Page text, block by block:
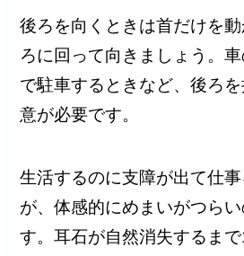
後ろを向くときは首だけを
ろに回って向きましょう。
で駐車するときなど、後ろ
意が必要です。
生活するのに支障が出て仕
が、体感的にめまいがつら
す。耳石が自然消失するま